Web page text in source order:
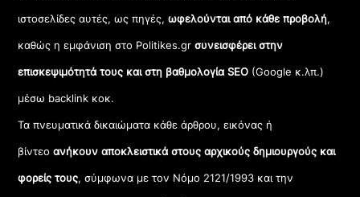
ιστοσελίδες αυτές, ως πηγές,ωφελούνται από κάθε προβολή,
καθώς η εμφάνιση στο Politikes.gr συνεισφέρει στην
επισκεψιμότητά τους και στη βαθμολογία SEO (Google κ.λπ.)
μέσω backlink κοκ.
Τα πνευματικά δικαιώματα κάθε άρθρου, εικόνας ή
βίντεοανήκουν αποκλειστικά στους αρχικούς δημιουργούς και
φορείς τους, σύμφωνα με τον Νόμο 2121/1993 και την